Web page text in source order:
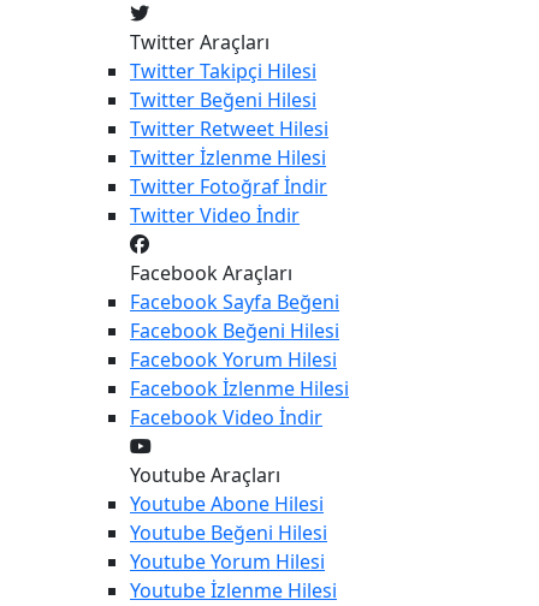
Twitter Araçları
TwitterTakipçi Hilesi
Twitter Beğeni Hilesi
Twitter Retweet Hilesi
Twitterİzlenme Hilesi
Twitter Fotoğraf İndir
TwitterVideo İndir
Facebook Araçları
FacebookSayfa Beğeni
Facebook Beğeni Hilesi
FacebookYorum Hilesi
Facebookİzlenme Hilesi
FacebookVideo İndir
Youtube Araçları
YoutubeAbone Hilesi
Youtube Beğeni Hilesi
YoutubeYorum Hilesi
Youtubeİzlenme Hilesi